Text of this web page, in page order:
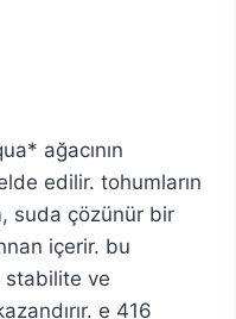
ağacının
edilir. tohumların
suda çözünür bir
içerir. bu
stabilite ve
e 416